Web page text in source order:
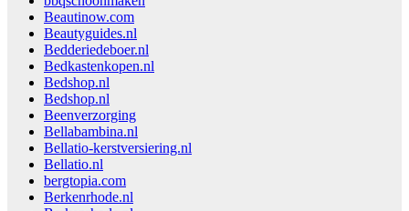
Beautinow.com
Beautyguides.nl
Bedderiedeboer.nl
Bedkastenkopen.nl
Bedshop.nl
Bedshop.nl
Beenverzorging
Bellabambina.nl
Bellatio-kerstversiering.nl
Bellatio.nl
bergtopia.com
Berkenrhode.nl